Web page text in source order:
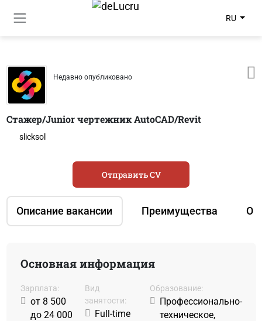
RU
Недавно опубликовано
Стажер/Junior чертежник AutoCAD/Revit
slicksol
Описание вакансии Преимущества О
Отправить CV
Основная информация
Зарплата:
от 8 500
до 24 000
Вид
занятости:
Full-time
Образование:
Профессионально-
техническое,